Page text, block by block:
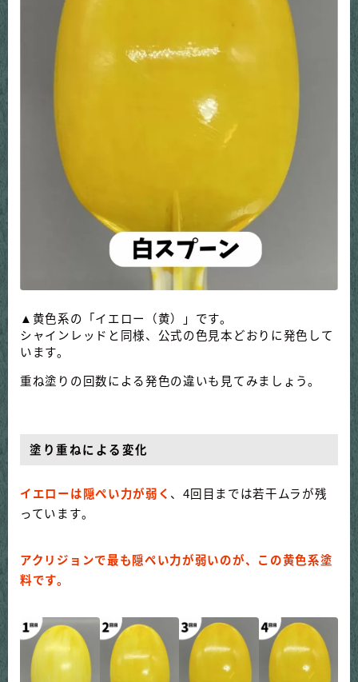
▲黄色系の「イエロー（黄）」です。
シャインレッドと同様、公式の色見本どおりに発色して
います。
重ね塗りの回数による発色の違いも見てみましょう。
塗り重ねによる変化
イエローは隠ぺい力が弱く 、4回目までは若干ムラが残
っています。
アクリジョンで最も隠ぺい力が弱いのが、この黄色系塗
料です。